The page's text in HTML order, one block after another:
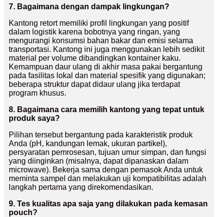
7. Bagaimana dengan dampak lingkungan?
Kantong retort memiliki profil lingkungan yang positif
dalam logistik karena bobotnya yang ringan, yang
mengurangi konsumsi bahan bakar dan emisi selama
transportasi. Kantong ini juga menggunakan lebih sedikit
material per volume dibandingkan kontainer kaku.
Kemampuan daur ulang di akhir masa pakai bergantung
pada fasilitas lokal dan material spesifik yang digunakan;
beberapa struktur dapat didaur ulang jika terdapat
program khusus.
8. Bagaimana cara memilih kantong yang tepat untuk
produk saya?
Pilihan tersebut bergantung pada karakteristik produk
Anda (pH, kandungan lemak, ukuran partikel),
persyaratan pemrosesan, tujuan umur simpan, dan fungsi
yang diinginkan (misalnya, dapat dipanaskan dalam
microwave). Bekerja sama dengan pemasok Anda untuk
meminta sampel dan melakukan uji kompatibilitas adalah
langkah pertama yang direkomendasikan.
9. Tes kualitas apa saja yang dilakukan pada kemasan
pouch?